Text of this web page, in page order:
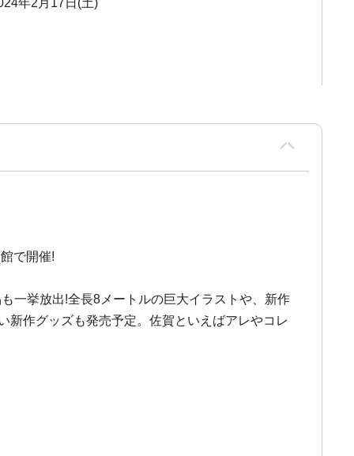
年2月17日(土)
で開催!
一挙放出!全長8メートルの巨大イラストや、新作
新作グッズも発売予定。佐賀といえばアレやコレ